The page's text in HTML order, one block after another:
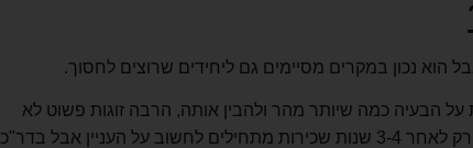
הוא נכון במקרים מסיימים גם ליחידים שרוצים לחסוך.
על הבעיה כמה שיותר מהר ולהבין אותה, הרבה זוגות פשוט לא
נוגעים בבעיה הזו בשנים הראשונות לנישואין ורק לאחר 3-4 שנות שכירות מתחילים לחשוב על העניין אבל בדר"כ